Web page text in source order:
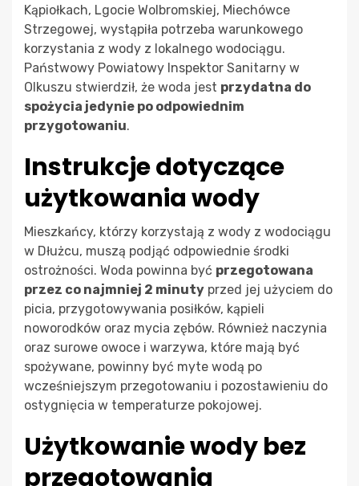
Kąpiołkach, Lgocie Wolbromskiej, Miechówce
Strzegowej, wystąpiła potrzeba warunkowego
korzystania z wody z lokalnego wodociągu.
Państwowy Powiatowy Inspektor Sanitarny w
Olkuszu stwierdził, że woda jest przydatna do
spożycia jedynie po odpowiednim
przygotowaniu.
Instrukcje dotyczące
użytkowania wody
Mieszkańcy, którzy korzystają z wody z wodociągu
w Dłużcu, muszą podjąć odpowiednie środki
ostrożności. Woda powinna być przegotowana
przez co najmniej 2 minuty przed jej użyciem do
picia, przygotowywania posiłków, kąpieli
noworodków oraz mycia zębów. Również naczynia
oraz surowe owoce i warzywa, które mają być
spożywane, powinny być myte wodą po
wcześniejszym przegotowaniu i pozostawieniu do
ostygnięcia w temperaturze pokojowej.
Użytkowanie wody bez
przegotowania